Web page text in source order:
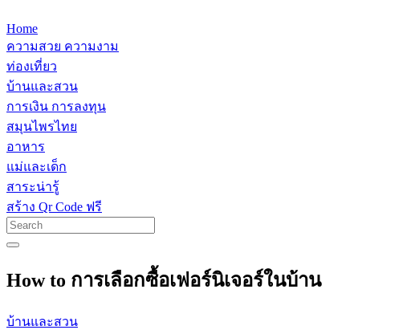
Home
ความสวย ความงาม
ท่องเที่ยว
บ้านและสวน
การเงิน การลงทุน
สมุนไพรไทย
อาหาร
แม่และเด็ก
สาระน่ารู้
สร้าง Qr Code ฟรี
How to การเลือกซื้อเฟอร์นิเจอร์ในบ้าน
บ้านและสวน